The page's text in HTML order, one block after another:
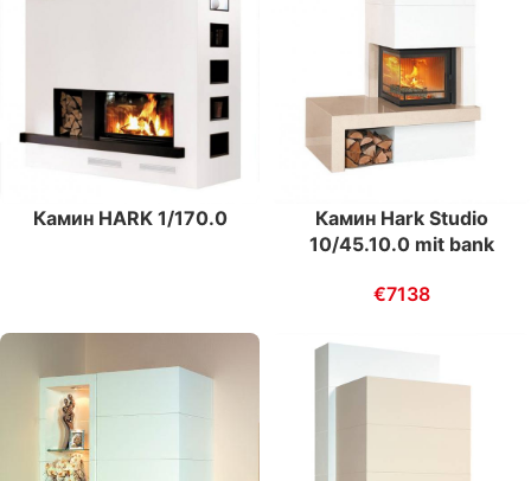
Камин HARK 1/170.0
Камин Hark Studio
10/45.10.0 mit bank
€7138